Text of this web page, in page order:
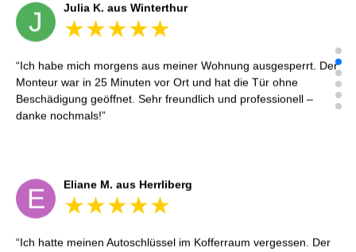
J Julia K. aus Winterthur
Ich habe mich morgens aus meiner Wohnung ausgesperrt. Der
Monteur war in 25 Minuten vor Ort und hat die Tür ohne
Beschädigung geöffnet. Sehr freundlich und professionell –
danke nochmals!
E Eliane M. aus Herrliberg
Ich hatte meinen Autoschlüssel im Kofferraum vergessen. Der